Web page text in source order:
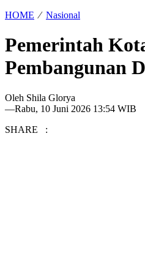
HOME ⁄ Nasional
Pemerintah
Pembangunan
Oleh Shila Glorya
—Rabu, 10 Juni 2026 13:54 WIB
SHARE :